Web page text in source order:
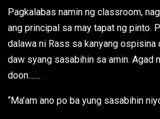
Pagkalabas namin ng classroom,
ang principal sa may tapat ng pinto.
dalawa ni Rass sa kanyang ospisina
daw syang sasabihin sa amin. Agad
doon.......
“Ma’am ano po ba yung sasabihin